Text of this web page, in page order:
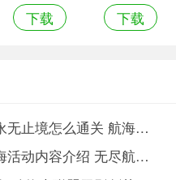
医院破解版
下载
内置菜单版
下载
航海王热血航线无尽探索永无止境怎么通关 航海王热血航线无尽探索永无止境通关方法
梦幻模拟战无尽航路黄金海活动内容介绍 无尽航路黄金海玩法分享